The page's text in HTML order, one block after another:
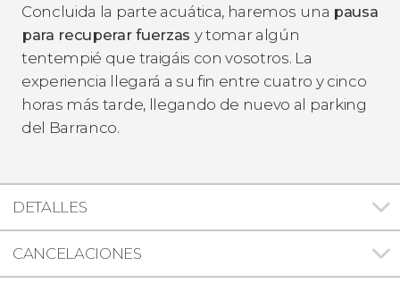
Concluida la parte acuática, haremos una pausa
para recuperar fuerzas y tomar algún
tentempié que traigáis con vosotros. La
experiencia llegará a su fin entre cuatro y cinco
horas más tarde, llegando de nuevo al parking
del Barranco.
DETALLES
CANCELACIONES